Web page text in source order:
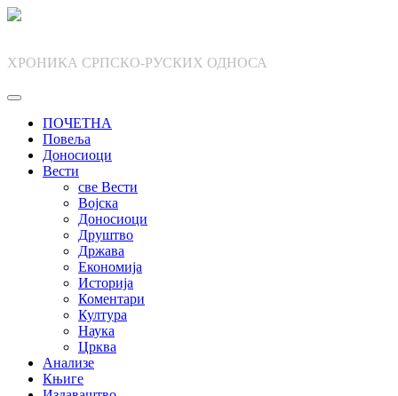
Skip
ХРОНИКА СРПСКО-РУСКИХ ОДНОСА
ПОЧЕТНА
Повеља
Доносиоци
Вести
све Вести
Војска
Доносиоци
Друштво
Држава
Економија
Историја
Коментари
Култура
Наука
Црква
Анализе
Књиге